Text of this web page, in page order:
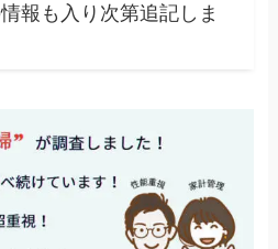
報も入り次第追記しま